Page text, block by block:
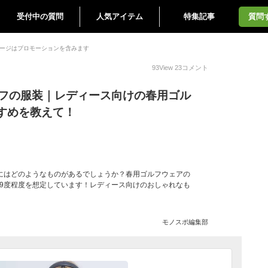
受付中の質問 人気アイテム 特集記事 質問
ジはプロモーションを含みます
93View 23コメント
の服装｜レディース向けの春用ゴル
めを教えて！
どのようなものがあるでしょうか？春用ゴルフウェアの
程度を想定しています！レディース向けのおしゃれなも
モノスポ編集部